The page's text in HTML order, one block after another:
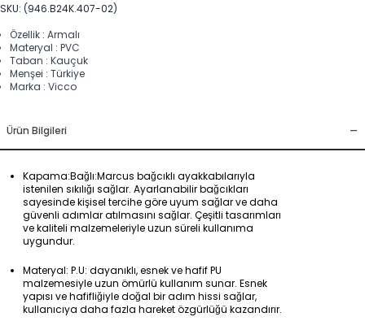
SKU: (946.B24K.407-02)
Özellik : Armalı
Materyal : PVC
Taban : Kauçuk
Menşei : Türkiye
Marka : Vicco
Ürün Bilgileri -
Kapama:Bağlı:Marcus bağcıklı ayakkabılarıyla
istenilen sıkılığı sağlar. Ayarlanabilir bağcıkları
sayesinde kişisel tercihe göre uyum sağlar ve daha
güvenli adımlar atılmasını sağlar. Çeşitli tasarımları
ve kaliteli malzemeleriyle uzun süreli kullanıma
uygundur.
Materyal: P.U: dayanıklı, esnek ve hafif PU
malzemesiyle uzun ömürlü kullanım sunar. Esnek
yapısı ve hafifliğiyle doğal bir adım hissi sağlar,
kullanıcıya daha fazla hareket özgürlüğü kazandırır.